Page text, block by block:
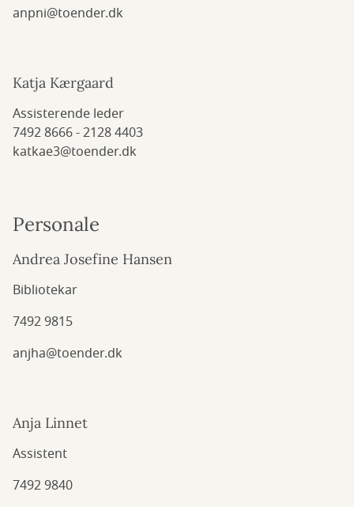
anpni@toender.dk
Katja Kærgaard
Assisterende leder
7492 8666 - 2128 4403
katkae3@toender.dk
Personale
Andrea Josefine Hansen
Bibliotekar
7492 9815
anjha@toender.dk
Anja Linnet
Assistent
7492 9840